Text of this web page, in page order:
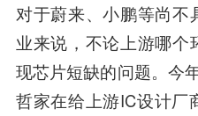
对于蔚来、小鹏等尚不
业来说，不论上游哪个
现芯片短缺的问题。 今
哲家在给上游IC设计厂